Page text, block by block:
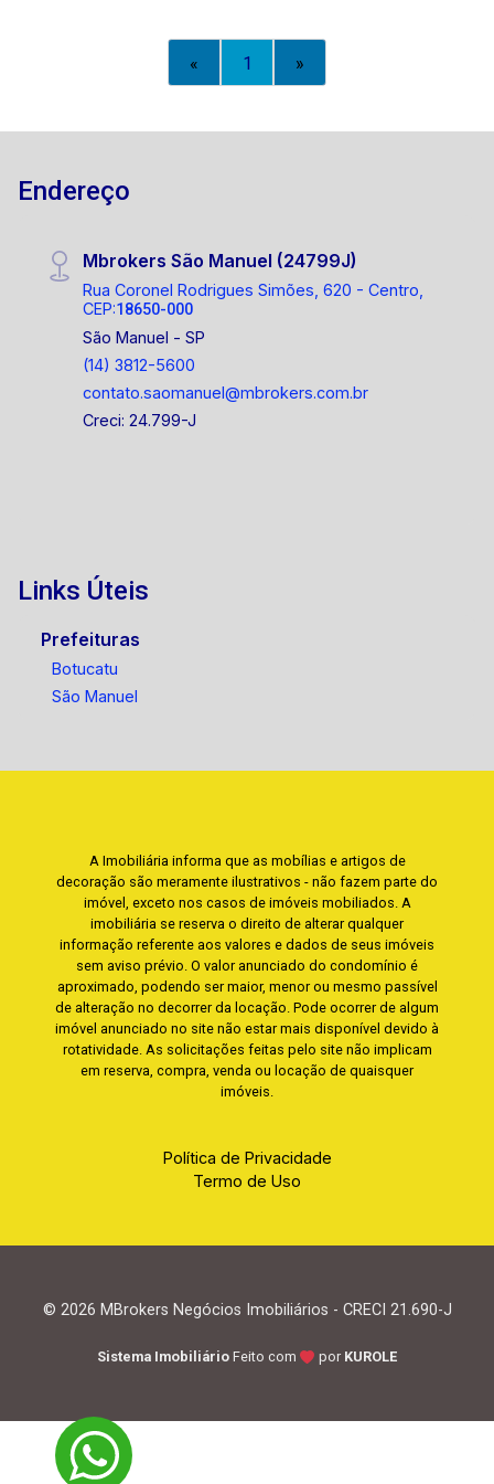
« 1 »
Endereço
Mbrokers São Manuel (24799J)
Rua Coronel Rodrigues Simões, 620 - Centro,
CEP:18650-000
São Manuel - SP
(14) 3812-5600
contato.saomanuel@mbrokers.com.br
Creci: 24.799-J
Links Úteis
Prefeituras
Botucatu
São Manuel
A Imobiliária informa que as mobílias e artigos de
decoração são meramente ilustrativos - não fazem parte do
imóvel, exceto nos casos de imóveis mobiliados. A
imobiliária se reserva o direito de alterar qualquer
informação referente aos valores e dados de seus imóveis
sem aviso prévio. O valor anunciado do condomínio é
aproximado, podendo ser maior, menor ou mesmo passível
de alteração no decorrer da locação. Pode ocorrer de algum
imóvel anunciado no site não estar mais disponível devido à
rotatividade. As solicitações feitas pelo site não implicam
em reserva, compra, venda ou locação de quaisquer
imóveis.
Política de Privacidade
Termo de Uso
© 2026 MBrokers Negócios Imobiliários - CRECI 21.690-J
Sistema Imobiliário Feito com por KUROLE